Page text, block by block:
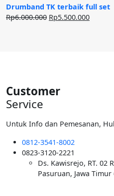
adalah:
Rp50.000.000.
ini
Drumband TK terbaik full set
Rp6.000.000 Harga
Rp5.500.000Harga
Customer
Service
Untuk Info dan Pemesanan,
0812-3541-8002
0823-3120-2221
Ds. Kawisrejo, RT. 02
Pasuruan, Jawa